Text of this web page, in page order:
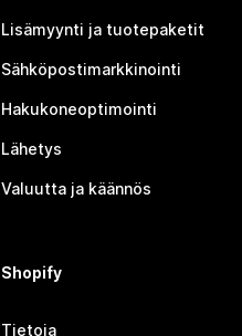
Lisämyynti ja tuotepaketit
Sähköpostimarkkinointi
Hakukoneoptimointi
Lähetys
Valuutta ja käännös
Shopify
Tietoja